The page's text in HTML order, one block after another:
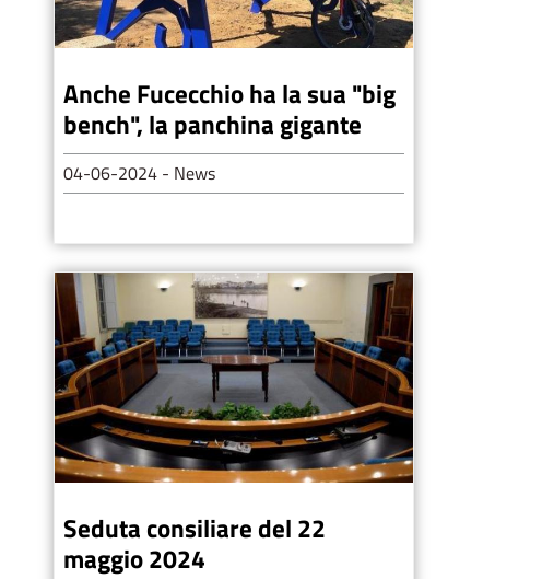
Anche Fucecchio ha la sua "big
bench", la panchina gigante
04-06-2024 - News
Seduta consiliare del 22
maggio 2024